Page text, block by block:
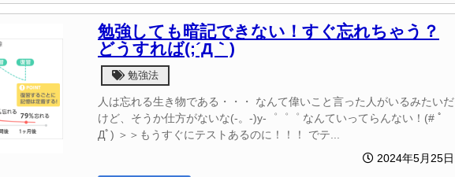
勉強しても暗記できない！すぐ忘れちゃう？
どうすれば(;´Д｀)
勉強法
人は忘れる生き物である・・・ なんて偉いこと言った人がいるみたいだ
けど、そうか仕方がないな(-。-)y-゜゜゜ なんていってらんない！(# ﾟ
Дﾟ) ＞＞もうすぐにテストあるのに！！！ でテ...
2024年5月25日